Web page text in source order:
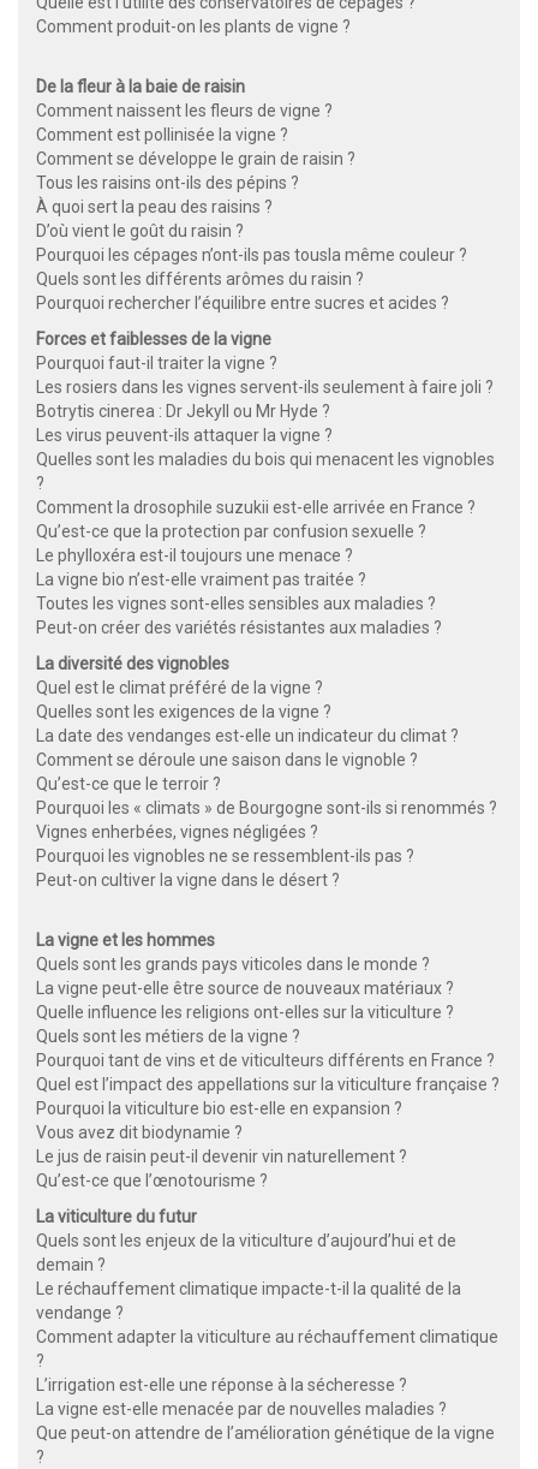
Comment produit-on les plants de vigne ?
De la fleur à la baie de raisin
Comment naissent les fleurs de vigne ?
Comment est pollinisée la vigne ?
Comment se développe le grain de raisin ?
Tous les raisins ont-ils des pépins ?
À quoi sert la peau des raisins ?
D’où vient le goût du raisin ?
Pourquoi les cépages n’ont-ils pas tousla même couleur ?
Quels sont les différents arômes du raisin ?
Pourquoi rechercher l’équilibre entre sucres et acides ?
Forces et faiblesses de la vigne
Pourquoi faut-il traiter la vigne ?
Les rosiers dans les vignes servent-ils seulement à faire joli ?
Botrytis cinerea : Dr Jekyll ou Mr Hyde ?
Les virus peuvent-ils attaquer la vigne ?
Quelles sont les maladies du bois qui menacent les vignobles
?
Comment la drosophile suzukii est-elle arrivée en France ?
Qu’est-ce que la protection par confusion sexuelle ?
Le phylloxéra est-il toujours une menace ?
La vigne bio n’est-elle vraiment pas traitée ?
Toutes les vignes sont-elles sensibles aux maladies ?
Peut-on créer des variétés résistantes aux maladies ?
La diversité des vignobles
Quel est le climat préféré de la vigne ?
Quelles sont les exigences de la vigne ?
La date des vendanges est-elle un indicateur du climat ?
Comment se déroule une saison dans le vignoble ?
Qu’est-ce que le terroir ?
Pourquoi les « climats » de Bourgogne sont-ils si renommés ?
Vignes enherbées, vignes négligées ?
Pourquoi les vignobles ne se ressemblent-ils pas ?
Peut-on cultiver la vigne dans le désert ?
La vigne et les hommes
Quels sont les grands pays viticoles dans le monde ?
La vigne peut-elle être source de nouveaux matériaux ?
Quelle influence les religions ont-elles sur la viticulture ?
Quels sont les métiers de la vigne ?
Pourquoi tant de vins et de viticulteurs différents en France ?
Quel est l’impact des appellations sur la viticulture française ?
Pourquoi la viticulture bio est-elle en expansion ?
Vous avez dit biodynamie ?
Le jus de raisin peut-il devenir vin naturellement ?
Qu’est-ce que l’œnotourisme ?
La viticulture du futur
Quels sont les enjeux de la viticulture d’aujourd’hui et de
demain ?
Le réchauffement climatique impacte-t-il la qualité de la
vendange ?
Comment adapter la viticulture au réchauffement climatique
?
L’irrigation est-elle une réponse à la sécheresse ?
La vigne est-elle menacée par de nouvelles maladies ?
Que peut-on attendre de l’amélioration génétique de la vigne
?